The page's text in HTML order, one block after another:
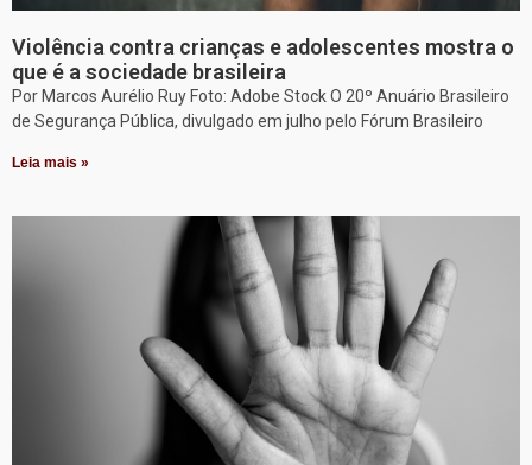
Violência contra crianças e adolescentes mostra o
que é a sociedade brasileira
Por Marcos Aurélio Ruy Foto: Adobe Stock O 20º Anuário Brasileiro
de Segurança Pública, divulgado em julho pelo Fórum Brasileiro
Leia mais »